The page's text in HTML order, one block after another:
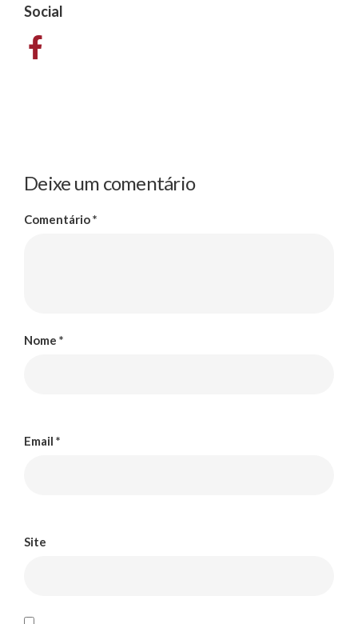
Social
Deixe um comentário
Comentário*
Nome *
Email *
Site